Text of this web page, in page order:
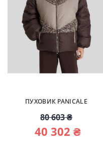
ПУХОВИК PANICALE
80 603 ₴
40 302 ₴